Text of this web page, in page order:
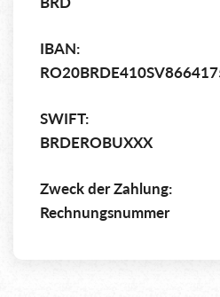
IBAN:
SWIFT:
BRDEROBUXXX
Zweck der Zahlung:
Rechnungsnummer